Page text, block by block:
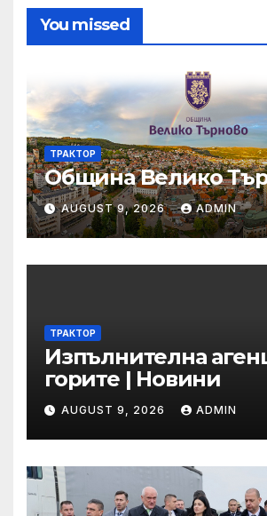
You missed
ТРАКТОР
Община Велико
AUGUST 9, 2026 ADMIN
ТРАКТОР
Изпълнителна
горите | Новини
AUGUST 9, 2026 ADMIN